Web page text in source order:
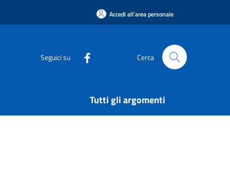
Accedi all'area personale
Seguici su Cerca
Tutti gli argomenti